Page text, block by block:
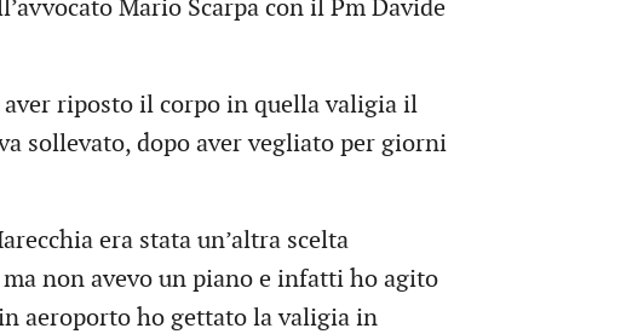
Mario Scarpa con il Pm Davide
riposto il corpo in quella valigia il
sollevato, dopo aver vegliato per giorni
era stata un’altra scelta
non avevo un piano e infatti ho agito
aeroporto ho gettato la valigia in